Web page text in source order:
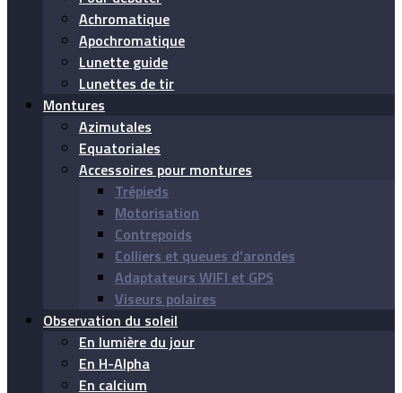
Achromatique
Apochromatique
Lunette guide
Lunettes de tir
Montures
Azimutales
Equatoriales
Accessoires pour montures
Trépieds
Motorisation
Contrepoids
Colliers et queues d’arondes
Adaptateurs WIFI et GPS
Viseurs polaires
Observation du soleil
En lumière du jour
En H-Alpha
En calcium